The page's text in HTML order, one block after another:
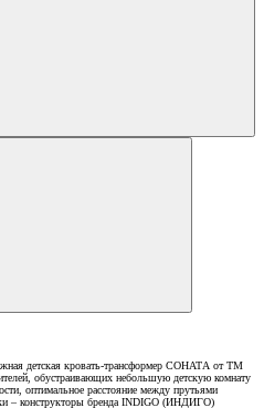
детская кровать-трансформер СОНАТА от ТМ
обустраивающих небольшую детскую комнату
оптимальное расстояние между прутьями
– конструкторы бренда INDIGO (ИНДИГО)